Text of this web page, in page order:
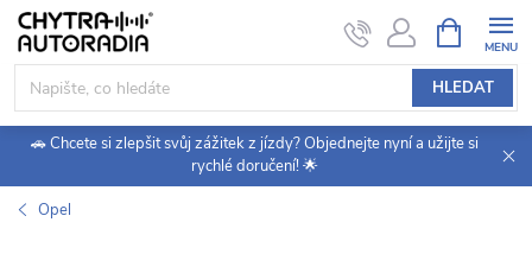
Přejít
obsah
HLEDAT
NÁKUPNÍ
KOŠÍK
🚗 Chcete si zlepšit svůj zážitek z jízdy? Objednejte nyní a užijte si
rychlé doručení! 🌟
Opel